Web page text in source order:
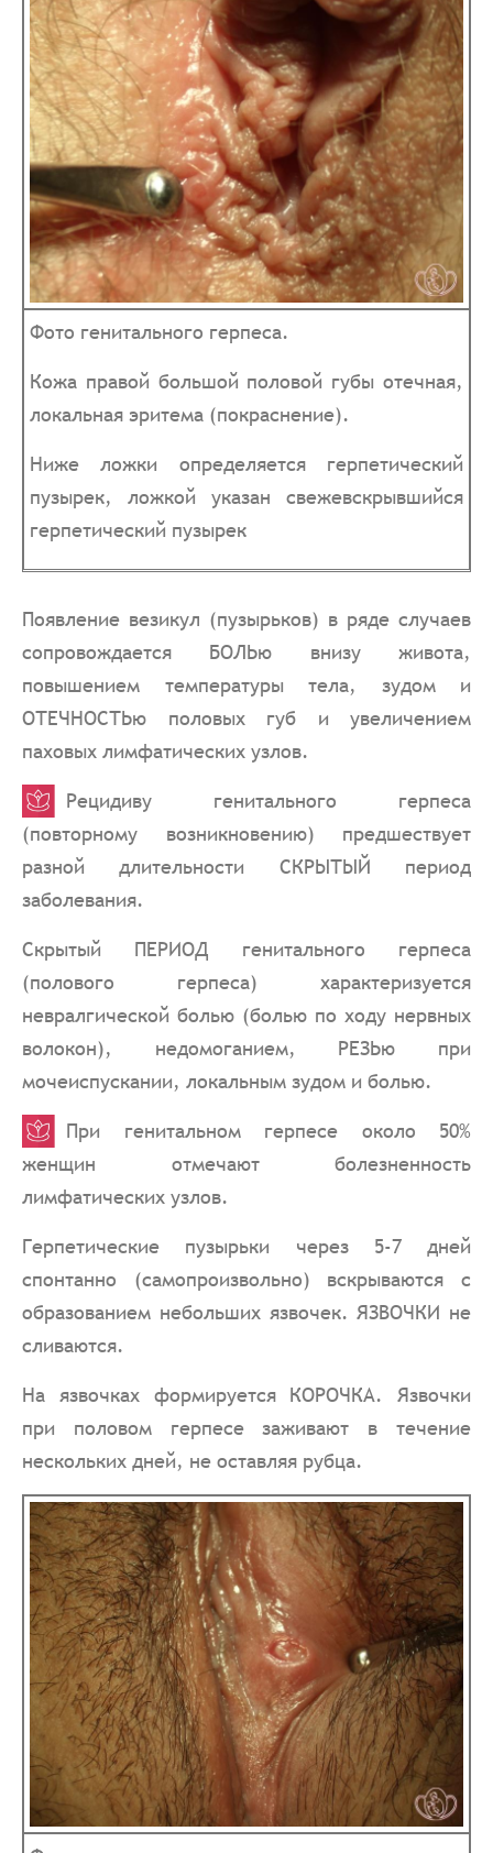
Фото генитального герпеса.
Кожа правой большой половой губы отечная,
локальная эритема (покраснение).
Ниже ложки определяется герпетический
пузырек, ложкой указан свежевскрывшийся
герпетический пузырек
Появление везикул (пузырьков) в ряде случаев
сопровождается БОЛЬю внизу живота,
повышением температуры тела, зудом и
ОТЕЧНОСТЬю половых губ и увеличением
паховых лимфатических узлов.
Рецидиву генитального герпеса
(повторному возникновению) предшествует
разной длительности СКРЫТЫЙ период
заболевания.
Скрытый ПЕРИОД генитального герпеса
(полового герпеса) характеризуется
невралгической болью (болью по ходу нервных
волокон), недомоганием, РЕЗЬю при
мочеиспускании, локальным зудом и болью.
При генитальном герпесе около 50%
женщин отмечают болезненность
лимфатических узлов.
Герпетические пузырьки через 5-7 дней
спонтанно (самопроизвольно) вскрываются с
образованием небольших язвочек. ЯЗВОЧКИ не
сливаются.
На язвочках формируется КОРОЧКА. Язвочки
при половом герпесе заживают в течение
нескольких дней, не оставляя рубца.